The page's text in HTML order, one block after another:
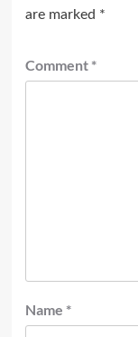
are marked *
Comment *
Name *